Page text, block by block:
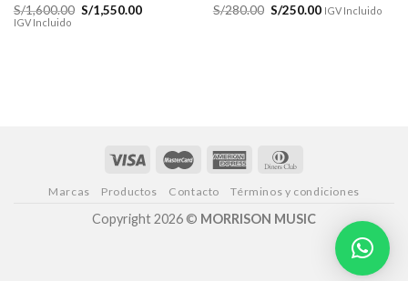
Valorado
con4.00
S/1,600.00 El
precio
S/1,550.00El
IGV Incluido
S/280.00 El
S/250.00ElIGV Incluido
Marcas Productos Contacto Términos y condiciones
Copyright 2026 © MORRISON MUSIC